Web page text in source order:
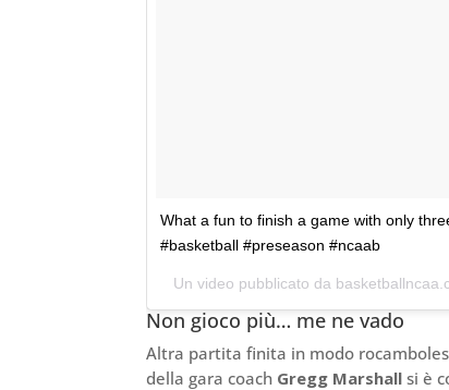
What a fun to finish a game with only
#basketball #preseason #ncaab
Un video pubblicato da
Non gioco più… me ne vado
Altra partita finita in modo
della gara coach Gregg Marshall si è